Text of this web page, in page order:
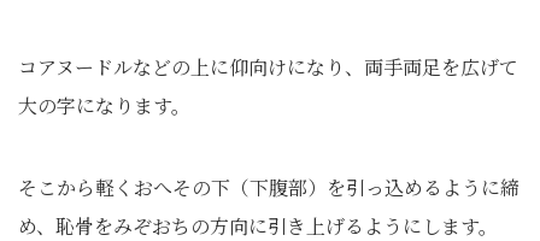
コアヌードルなどの上に仰向けになり、両手両足を広げて
大の字になります。
そこから軽くおへその下（下腹部）を引っ込めるように締
め、恥骨をみぞおちの方向に引き上げるようにします。